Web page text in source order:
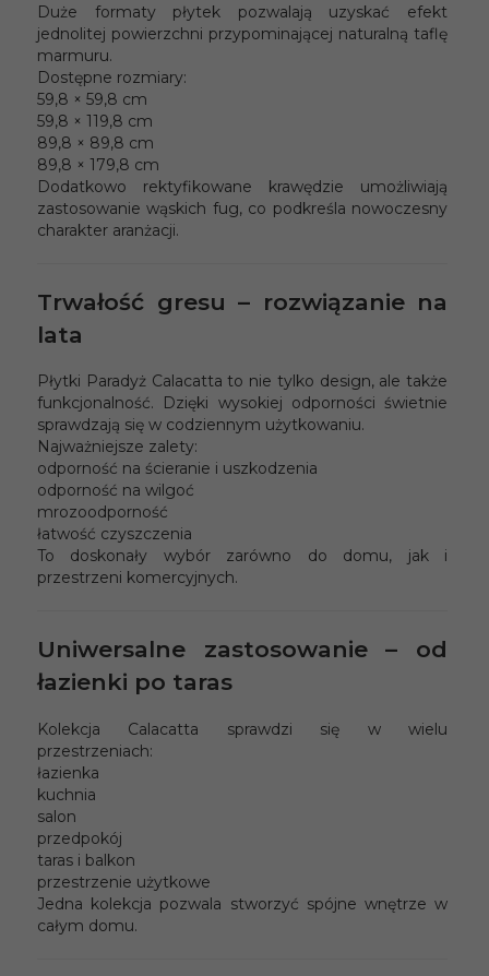
Duże formaty płytek pozwalają uzyskać efekt
jednolitej powierzchni przypominającej naturalną taflę
marmuru.
Dostępne rozmiary:
59,8 × 59,8 cm
59,8 × 119,8 cm
89,8 × 89,8 cm
89,8 × 179,8 cm
Dodatkowo rektyfikowane krawędzie umożliwiają
zastosowanie wąskich fug, co podkreśla nowoczesny
charakter aranżacji.
Trwałość gresu – rozwiązanie na
lata
Płytki Paradyż Calacatta to nie tylko design, ale także
funkcjonalność. Dzięki wysokiej odporności świetnie
sprawdzają się w codziennym użytkowaniu.
Najważniejsze zalety:
odporność na ścieranie i uszkodzenia
odporność na wilgoć
mrozoodporność
łatwość czyszczenia
To doskonały wybór zarówno do domu, jak i
przestrzeni komercyjnych.
Uniwersalne zastosowanie – od
łazienki po taras
Kolekcja Calacatta sprawdzi się w wielu
przestrzeniach:
łazienka
kuchnia
salon
przedpokój
taras i balkon
przestrzenie użytkowe
Jedna kolekcja pozwala stworzyć spójne wnętrze w
całym domu.